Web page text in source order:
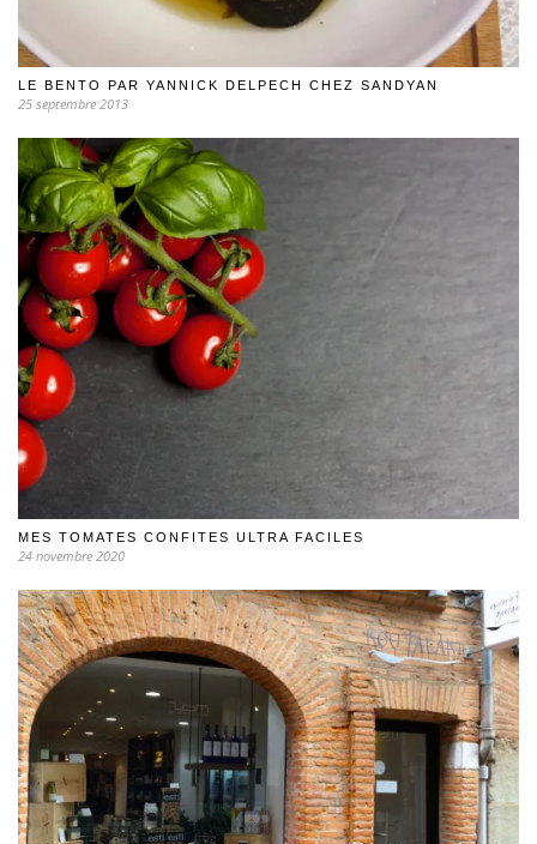
LE BENTO PAR YANNICK DELPECH CHEZ SANDYAN
25 septembre 2013
MES TOMATES CONFITES ULTRA FACILES
24 novembre 2020